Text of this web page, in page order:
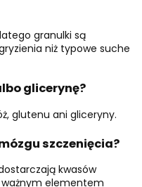
granulki są
niż typowe suche
glicerynę?
glutenu ani gliceryny.
szczenięcia?
kwasów
elementem